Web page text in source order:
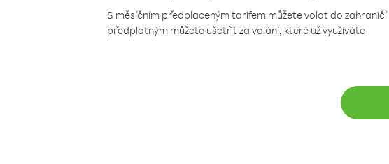
S měsíčním předplaceným tarifem můžete volat do
předplatným můžete ušetřit za volání, které už využíváte